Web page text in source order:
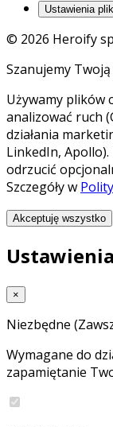
Ustawienia
© 2026 Heroify
Szanujemy
Używamy plików
analizować ruch
działania
LinkedIn,
odrzucić
Szczegóły w
Akceptuję wszystko
×
Niezbędne
Wymagane do
zapamiętanie